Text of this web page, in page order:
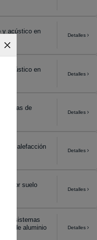
y acústico en
Detalles
y acústico en
Detalles
juntas de
Detalles
de calefacción
Detalles
por suelo
Detalles
en sistemas
de aluminio
Detalles